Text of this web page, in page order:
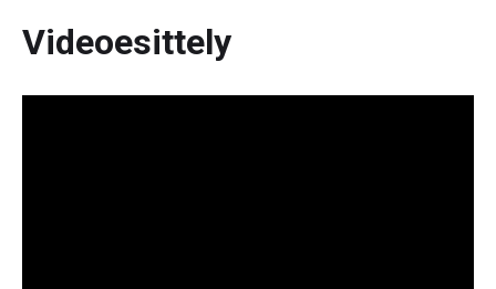
Videoesittely